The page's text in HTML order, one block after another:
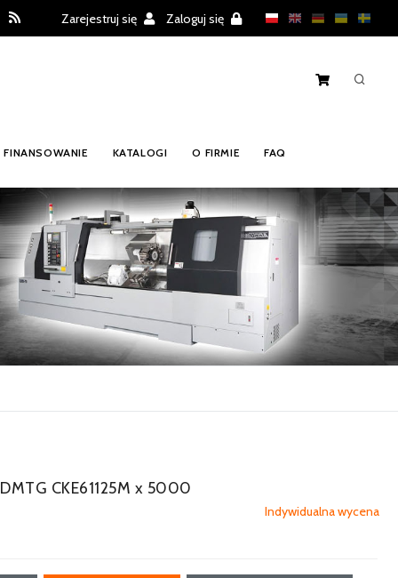
Zarejestruj się Zaloguj się
FINANSOWANIE KATALOGI O FIRMIE FAQ
CKE61125M x 5000
Indywidualna wycena